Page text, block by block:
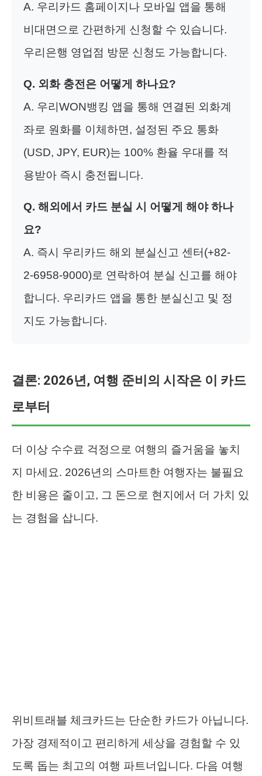
A. 우리카드 홈페이지나 모바일 앱을 통해
비대면으로 간편하게 신청할 수 있습니다.
우리은행 영업점 방문 신청도 가능합니다.
Q. 외화 충전은 어떻게 하나요?
A. 우리WON뱅킹 앱을 통해 연결된 외화계
좌로 원화를 이체하면, 설정된 주요 통화
(USD, JPY, EUR)는 100% 환율 우대를 적
용받아 즉시 충전됩니다.
Q. 해외에서 카드 분실 시 어떻게 해야 하나
요?
A. 즉시 우리카드 해외 분실신고 센터(+82-
2-6958-9000)로 연락하여 분실 신고를 해야
합니다. 우리카드 앱을 통한 분실신고 및 정
지도 가능합니다.
결론: 2026년, 여행 준비의 시작은 이 카드
로부터
더 이상 수수료 걱정으로 여행의 즐거움을 놓치
지 마세요. 2026년의 스마트한 여행자는 불필요
한 비용은 줄이고, 그 돈으로 현지에서 더 가치 있
는 경험을 삽니다.
위비트래블 체크카드는 단순한 카드가 아닙니다.
가장 경제적이고 편리하게 세상을 경험할 수 있
도록 돕는 최고의 여행 파트너입니다. 다음 여행